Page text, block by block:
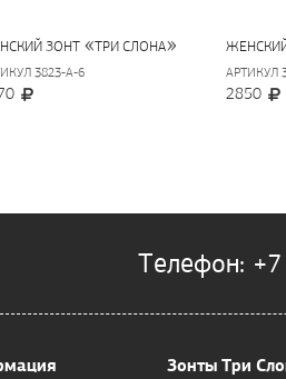
ЗОНТ «ТРИ СЛОНА»
3823-A-6 АРТИКУЛ
2850
Телефон:
Зонты Три